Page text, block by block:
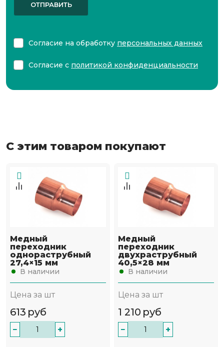
ОТПРАВИТЬ
Согласие на обработку персональных данных
Согласие с политикой конфиденциальности
С этим товаром покупают
Медный
переходник
однораструбный
27,4×15 мм
В наличии
Цена за шт
613 руб
− +
Медный
переходник
двухраструбный
40,5×28 мм
В наличии
Цена за шт
1 210 руб
− +